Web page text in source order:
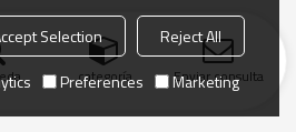
categoría Enviar consulta
Selection
Reject All
Preferences Marketing